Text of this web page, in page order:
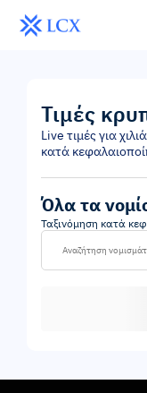
Τιμές
Live τιμές για
κατά
Όλα τα
Ταξινόμηση κατά